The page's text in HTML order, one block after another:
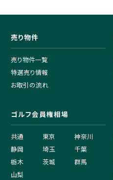
売り物件
売り物件一覧
特選売り情報
お取引の流れ
ゴルフ会員権相場
共通 東京
神奈川
静岡
埼玉
千葉
栃木
茨城
群馬
山梨